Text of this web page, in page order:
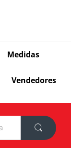
Medidas
Vendedores